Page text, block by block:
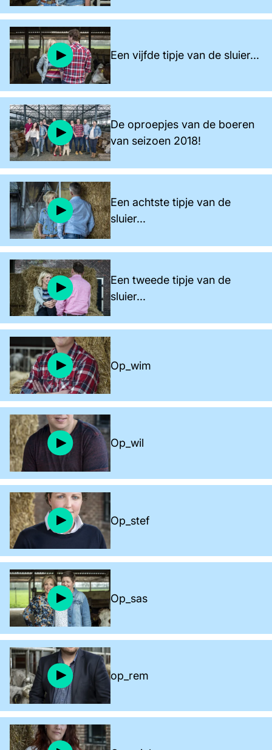
Een vijfde tipje van de sluier...
De oproepjes van de boeren
van seizoen 2018!
Een achtste tipje van de
sluier...
Een tweede tipje van de
sluier...
Op_wim
Op_wil
Op_stef
Op_sas
op_rem